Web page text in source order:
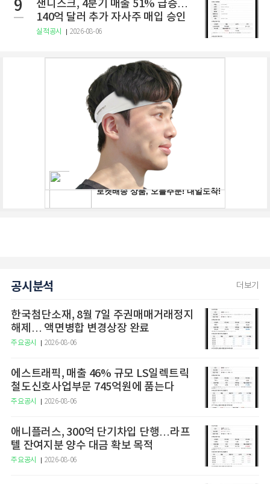
9
샌디스크, 4분기 매출 51% 급증…
140억 달러 추가 자사주 매입 승인
실적공시 2026-08-06
공시분석 더보기
한국첨단소재, 8월 7일 주권매매거래정지
해제… 액면병합 변경상장 완료
주요공시 2026-08-06
에스트래픽, 매출 46% 규모 LS일렉트릭
철도신호사업부문 745억원에 품는다
주요공시 2026-08-06
애니플러스, 300억 단기차입 단행…라프
텔 잔여지분 양수 대금 확보 목적
주요공시 2026-08-06